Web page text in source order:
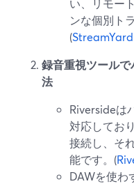
い、リモー
ンな個別ト
(
録音重視ツール
法
Riversideは
対応してお
接続し、そ
能です。(
DAWを使わ